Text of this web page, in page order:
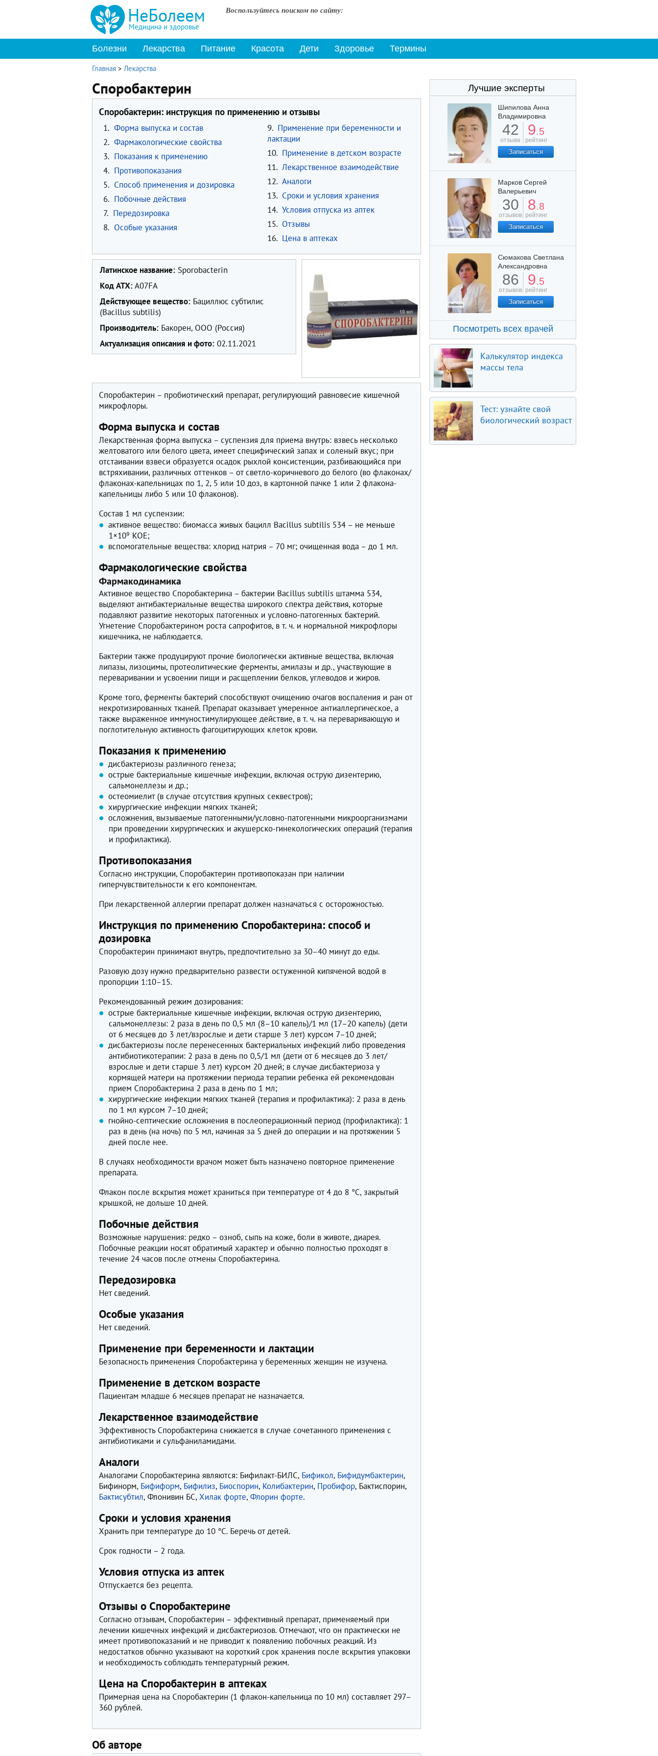
НеБолеем
Медицина и здоровье
Воспользуйтесь поиском по сайту:
Болезни Лекарства Питание Красота Дети Здоровье Термины
Главная > Лекарства
Споробактерин
Споробактерин: инструкция по применению и отзывы
1. Форма выпуска и состав
2. Фармакологические свойства
3. Показания к применению
4. Противопоказания
5. Способ применения и дозировка
6. Побочные действия
7. Передозировка
8. Особые указания
9. Применение при беременности и
лактации
10. Применение в детском возрасте
11. Лекарственное взаимодействие
12. Аналоги
13. Сроки и условия хранения
14. Условия отпуска из аптек
15. Отзывы
16. Цена в аптеках
Латинское название: Sporobacterin
Код ATX:A07FA
Действующее вещество: Бациллюс субтилис
(Bacillus subtilis)
Производитель: Бакорен, ООО (Россия)
Актуализация описания и фото: 02.11.2021
Споробактерин – пробиотический препарат, регулирующий равновесие кишечной
микрофлоры.
Форма выпуска и состав
Лекарственная форма выпуска – суспензия для приема внутрь: взвесь несколько
желтоватого или белого цвета, имеет специфический запах и соленый вкус; при
отстаивании взвеси образуется осадок рыхлой консистенции, разбивающийся при
встряхивании, различных оттенков – от светло-коричневого до белого (во флаконах/
флаконах-капельницах по 1, 2, 5 или 10 доз, в картонной пачке 1 или 2 флакона-
капельницы либо 5 или 10 флаконов).
Состав 1 мл суспензии:
активное вещество: биомасса живых бацилл Bacillus subtilis 534 – не меньше
1×109 КОЕ;
вспомогательные вещества: хлорид натрия – 70 мг; очищенная вода – до 1 мл.
Фармакологические свойства
Фармакодинамика
Активное вещество Споробактерина – бактерии Bacillus subtilis штамма 534,
выделяют антибактериальные вещества широкого спектра действия, которые
подавляют развитие некоторых патогенных и условно-патогенных бактерий.
Угнетение Споробактерином роста сапрофитов, в т. ч. и нормальной микрофлоры
кишечника, не наблюдается.
Бактерии также продуцируют прочие биологически активные вещества, включая
липазы, лизоцимы, протеолитические ферменты, амилазы и др., участвующие в
переваривании и усвоении пищи и расщеплении белков, углеводов и жиров.
Кроме того, ферменты бактерий способствуют очищению очагов воспаления и ран от
некротизированных тканей. Препарат оказывает умеренное антиаллергическое, а
также выраженное иммуностимулирующее действие, в т. ч. на переваривающую и
поглотительную активность фагоцитирующих клеток крови.
Показания к применению
дисбактериозы различного генеза;
острые бактериальные кишечные инфекции, включая острую дизентерию,
сальмонеллезы и др.;
остеомиелит (в случае отсутствия крупных секвестров);
хирургические инфекции мягких тканей;
осложнения, вызываемые патогенными/условно-патогенными микроорганизмами
при проведении хирургических и акушерско-гинекологических операций (терапия
и профилактика).
Противопоказания
Согласно инструкции, Споробактерин противопоказан при наличии
гиперчувствительности к его компонентам.
При лекарственной аллергии препарат должен назначаться с осторожностью.
Инструкция по применению Споробактерина: способ и
дозировка
Споробактерин принимают внутрь, предпочтительно за 30–40 минут до еды.
Разовую дозу нужно предварительно развести остуженной кипяченой водой в
пропорции 1:10–15.
Рекомендованный режим дозирования:
острые бактериальные кишечные инфекции, включая острую дизентерию,
сальмонеллезы: 2 раза в день по 0,5 мл (8–10 капель)/1 мл (17–20 капель) (дети
от 6 месяцев до 3 лет/взрослые и дети старше 3 лет) курсом 7–10 дней;
дисбактериозы после перенесенных бактериальных инфекций либо проведения
антибиотикотерапии: 2 раза в день по 0,5/1 мл (дети от 6 месяцев до 3 лет/
взрослые и дети старше 3 лет) курсом 20 дней; в случае дисбактериоза у
кормящей матери на протяжении периода терапии ребенка ей рекомендован
прием Споробактерина 2 раза в день по 1 мл;
хирургические инфекции мягких тканей (терапия и профилактика): 2 раза в день
по 1 мл курсом 7–10 дней;
гнойно-септические осложнения в послеоперационный период (профилактика): 1
раз в день (на ночь) по 5 мл, начиная за 5 дней до операции и на протяжении 5
дней после нее.
В случаях необходимости врачом может быть назначено повторное применение
препарата.
Флакон после вскрытия может храниться при температуре от 4 до 8 °С, закрытый
крышкой, не дольше 10 дней.
Побочные действия
Возможные нарушения: редко – озноб, сыпь на коже, боли в животе, диарея.
Побочные реакции носят обратимый характер и обычно полностью проходят в
течение 24 часов после отмены Споробактерина.
Передозировка
Нет сведений.
Особые указания
Нет сведений.
Применение при беременности и лактации
Безопасность применения Споробактерина у беременных женщин не изучена.
Применение в детском возрасте
Пациентам младше 6 месяцев препарат не назначается.
Лекарственное взаимодействие
Эффективность Споробактерина снижается в случае сочетанного применения с
антибиотиками и сульфаниламидами.
Аналоги
Аналогами Споробактерина являются: Бифилакт-БИЛС, Бификол, Бифидумбактерин,
Бифинорм, Бифиформ, Бифилиз, Биоспорин, Колибактерин, Пробифор, Бактиспорин,
Бактисубтил, Флонивин БС,Хилак форте,Флорин форте.
Сроки и условия хранения
Хранить при температуре до 10 °C. Беречь от детей.
Срок годности – 2 года.
Условия отпуска из аптек
Отпускается без рецепта.
Отзывы о Споробактерине
Согласно отзывам, Споробактерин – эффективный препарат, применяемый при
лечении кишечных инфекций и дисбактериозов. Отмечают, что он практически не
имеет противопоказаний и не приводит к появлению побочных реакций. Из
недостатков обычно указывают на короткий срок хранения после вскрытия упаковки
и необходимость соблюдать температурный режим.
Цена на Споробактерин в аптеках
Примерная цена на Споробактерин (1 флакон-капельница по 10 мл) составляет 297–
360 рублей.
Об авторе
Лучшие эксперты
Шипилова Анна
Владимировна
42
отзыва
9.5
рейтинг
Записаться
Марков Сергей
Валерьевич
30
отзывов
8.8
рейтинг
Записаться
Сюмакова Светлана
Александровна
86
отзывов
9.5
рейтинг
Записаться
Посмотреть всех врачей
Калькулятор индекса
массы тела
Тест: узнайте свой
биологический возраст